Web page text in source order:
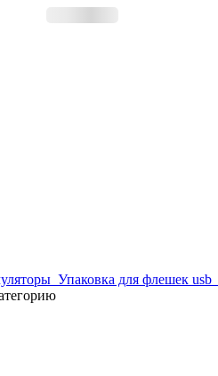
Упаковка для флешек usb